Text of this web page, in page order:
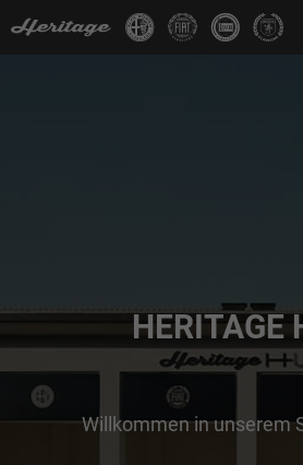
Change language: IT
HERITAGE
Willkommen in unserem